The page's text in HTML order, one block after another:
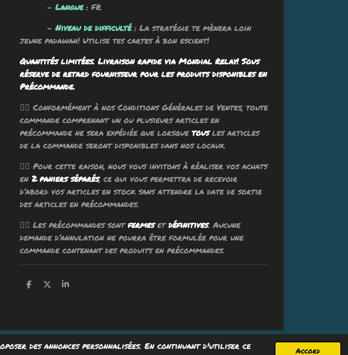
des annonces personnalisées. En continuant d'utiliser ce
Accord
- Langue : FR
-Niveau de difficulté: La stratégie te mènera loin
jeune padawan! Utilise tes cartes à bon escient!
Quantités limitées. Livraison rapide via Mondial Relay! Sous
réserve de retard fournisseur pour les produits disponibles en
Précommande.
🧙‍♂️ Conformément à nos Conditions Générales de Ventes, toute
commande comprenant un ou plusieurs articles en
précommande ne sera expédiée que lorsque tousles articles
de la commande seront disponibles dans nos locaux.
🧙‍♂️ Pour cette raison, nous vous invitons à réaliser vos achats
en 2 paniers séparés, ce qui vous permettra de recevoir
d’abord vos articles en stock sans attendre la date de sortie
des articles en précommandes.
🧙‍♂️ Les précommandes sontfermesetdéfinitives. Aucune
demande d’annulation ne pourra être formulée pour une
commande contenant des produits en précommandes.
P
g
e
r
P
g
e
r
P
g
e
r
Propulsé par Webador